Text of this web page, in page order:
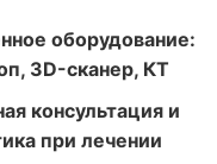
оборудование:
3D-сканер, КТ
консультация и
при лечении